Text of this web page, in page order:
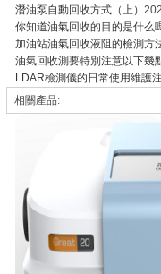
潛油泵自動回收方式（上）
你知道油氣回收的目的是什么
加油站油氣回收液阻的檢測方
油氣回收測要特別注意以下幾
LDAR檢測儀的日常使用維護
相關產品: